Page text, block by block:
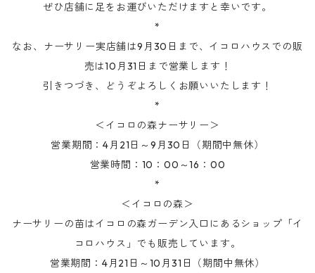
ぜひ店舗に足をお運びいただけますと幸いです。
*
なお、ナーサリー実店舗は9月30日まで、イコロハウスでの販
売は10月31日まで営業します！
引きつづき、どうぞよろしくお願いいたします！
*
＜イコロの森ナーサリー＞
営業期間：4月21日～9月30日（期間中無休）
営業時間：10：00～16：00
*
＜イコロの森＞
ナーサリーの苗はイコロの森ガーデン入口にあるショップ「イ
コロハウス」でも販売しています。
営業期間：4月21日～10月31日（期間中無休）